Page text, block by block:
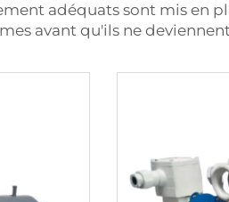
adéquats sont mis en
avant qu'ils ne